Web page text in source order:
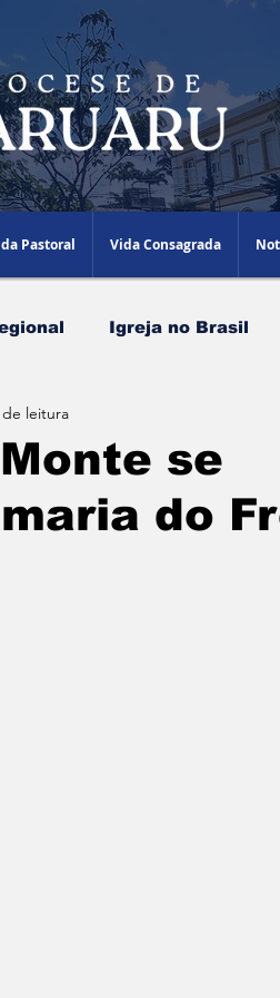
Pastoral Vida Consagrada
Igreja no Brasil
Episcopal
se
do
de leitura